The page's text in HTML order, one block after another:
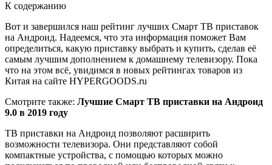
К содержанию
Вот и завершился наш рейтинг лучших Смарт ТВ приставок
на Андроид. Надеемся, что эта информация поможет Вам
определиться, какую приставку выбрать и купить, сделав её
самым лучшим дополнением к домашнему телевизору. Пока
что на этом всё, увидимся в новых рейтингах товаров из
Китая на сайте HYPERGOODS.ru
Смотрите также: Лучшие Смарт ТВ приставки на Андроид
9.0 в 2019 году
ТВ приставки на Андроид позволяют расширить
возможности телевизора. Они представляют собой
компактные устройства, с помощью которых можно